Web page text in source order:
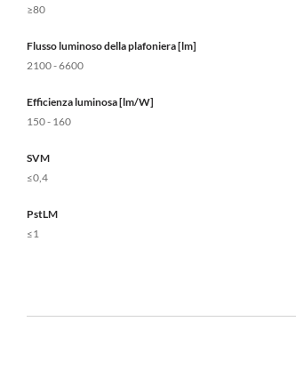
≥80
Flusso luminoso della plafoniera [lm]
2100 - 6600
Efficienza luminosa [lm/W]
150 - 160
SVM
≤0,4
PstLM
≤1